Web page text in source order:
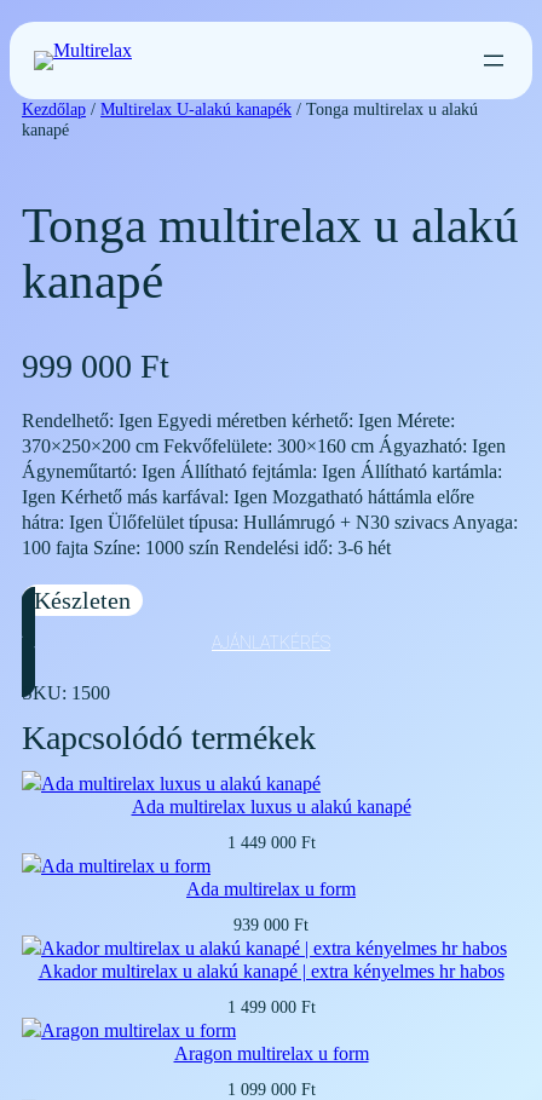
Ugrás
a
tartalomhoz
Kezdőlap / Multirelax U-alakú kanapék / Tonga multirelax u alakú
kanapé
Tonga multirelax u alakú
kanapé
999 000 Ft
Rendelhető: Igen Egyedi méretben kérhető: Igen Mérete:
370×250×200 cm Fekvőfelülete: 300×160 cm Ágyazható: Igen
Ágyneműtartó: Igen Állítható fejtámla: Igen Állítható kartámla:
Igen Kérhető más karfával: Igen Mozgatható háttámla előre
hátra: Igen Ülőfelület típusa: Hullámrugó + N30 szivacs Anyaga:
100 fajta Színe: 1000 szín Rendelési idő: 3-6 hét
Készleten
AJÁNLATKÉRÉS
SKU: 1500
Kapcsolódó termékek
Ada multirelax luxus u alakú kanapé
1 449 000 Ft
Ada multirelax u form
939 000 Ft
Akador multirelax u alakú kanapé | extra kényelmes hr habos
1 499 000 Ft
Aragon multirelax u form
1 099 000 Ft